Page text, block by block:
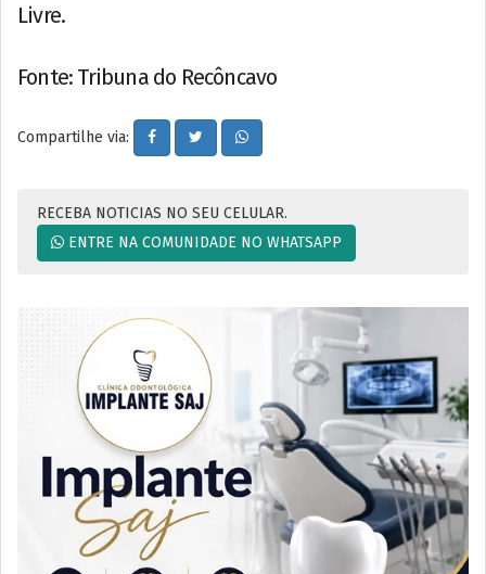
Livre.
Fonte: Tribuna do Recôncavo
Compartilhe via:
RECEBA NOTICIAS NO SEU CELULAR.
ENTRE NA COMUNIDADE NO WHATSAPP